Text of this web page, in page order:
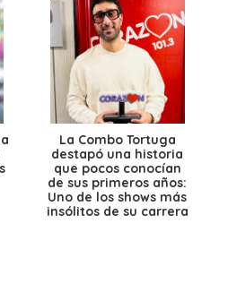
La Combo Tortuga
destapó una historia
que pocos conocían
de sus primeros años:
Uno de los shows más
insólitos de su carrera